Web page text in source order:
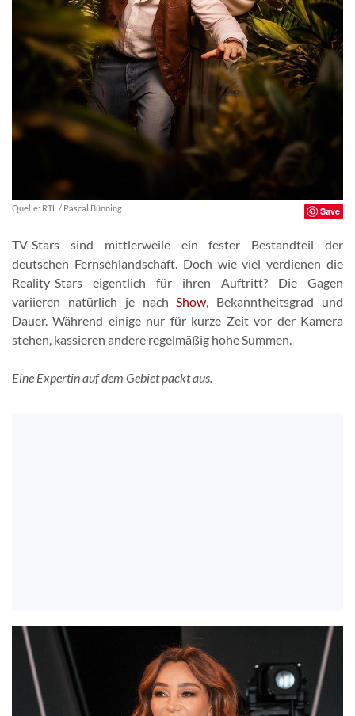
Quelle: RTL / Pascal Bünning Save
TV-Stars sind mittlerweile ein fester Bestandteil der
deutschen Fernsehlandschaft. Doch wie viel verdienen die
Reality-Stars eigentlich für ihren Auftritt? Die Gagen
variieren natürlich je nachShow, Bekanntheitsgrad und
Dauer. Während einige nur für kurze Zeit vor der Kamera
stehen, kassieren andere regelmäßig hohe Summen.
Eine Expertin auf dem Gebiet packt aus.